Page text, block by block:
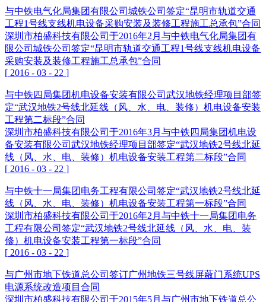
与中铁电气化局集团有限公司城铁公司签定“昆明市轨道交通
工程1号线支线机电设备采购安装及装修工程施工总承包”合同
深圳市柏盛科技有限公司于2016年2月与中铁电气化局集团有
限公司城铁公司签定“昆明市轨道交通工程1号线支线机电设备
采购安装及装修工程施工总承包”合同
[ 2016 - 03 - 22 ]
与中铁四局集团机电设备安装有限公司武汉地铁经理项目部签
定“武汉地铁2号线北延线（风、水、电、装修）机电设备安装
工程第二标段”合同
深圳市柏盛科技有限公司于2016年3月与中铁四局集团机电设
备安装有限公司武汉地铁经理项目部签定“武汉地铁2号线北延
线（风、水、电、装修）机电设备安装工程第二标段”合同
[ 2016 - 03 - 22 ]
与中铁十一局集团电务工程有限公司签定“武汉地铁2号线北延
线（风、水、电、装修）机电设备安装工程第一标段”合同
深圳市柏盛科技有限公司于2016年2月与中铁十一局集团电务
工程有限公司签定“武汉地铁2号线北延线（风、水、电、装
修）机电设备安装工程第一标段”合同
[ 2016 - 03 - 22 ]
与广州市地下铁道总公司签订广州地铁三号线屏蔽门系统UPS
电源系统改造项目合同
深圳市柏盛科技有限公司于2015年5月与广州市地下铁道总公